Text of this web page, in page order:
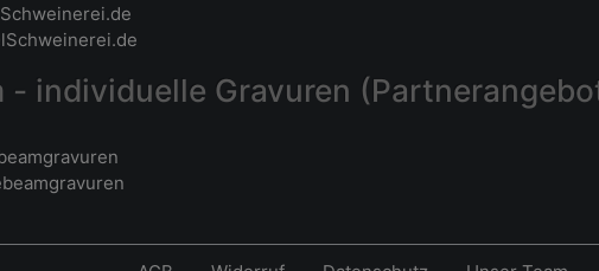
- individuelle Gravuren